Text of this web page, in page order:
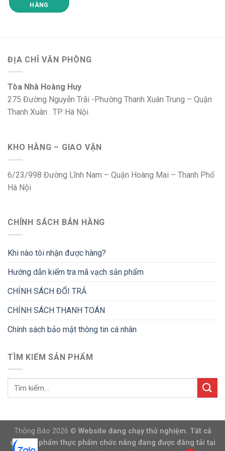
HÀNG
ĐỊA CHỈ VĂN PHÒNG
Tòa Nhà Hoàng Huy
275 Đường Nguyễn Trãi -Phường Thanh Xuân Trung – Quận
Thanh Xuân . TP. Hà Nội
KHO HÀNG – GIAO VẬN
6/23/998 Đường Lĩnh Nam – Quận Hoàng Mai – Thanh Phố
Hà Nội
CHÍNH SÁCH BÁN HÀNG
Khi nào tôi nhận được hàng?
Hướng dẫn kiểm tra mã vạch sản phẩm
CHÍNH SÁCH ĐỔI TRẢ
CHÍNH SÁCH THANH TOÁN
Chính sách bảo mật thông tin cá nhân
TÌM KIẾM SẢN PHẨM
Thông Báo 2026 © Website đang chạy thử nghiệm. Tất cả
các sản phẩm thực phẩm chức năng đang được đăng tải tại